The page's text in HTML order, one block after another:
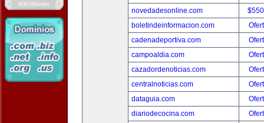
novedadesonline.com
boletindeinformacion.com
cadenadeportiva.com
campoaldia.com
cazadordenoticias.com
centralnoticias.com
dataguia.com
diariodecocina.com